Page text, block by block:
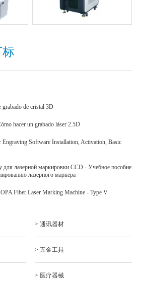
标
grabado de cristal 3D
hacer un grabado láser 2.5D
Engraving Software Installation, Activation, Basic
для лазерной маркировки CCD - Учебное пособие
лазерного маркера
Fiber Laser Marking Machine - Type V
> 通讯器材
> 五金工具
> 医疗器械